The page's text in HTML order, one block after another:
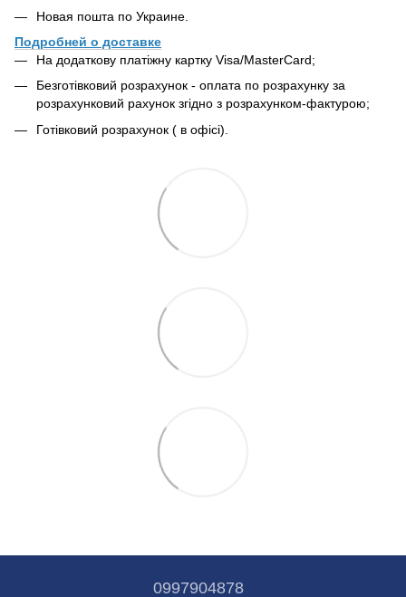
Новая пошта по Украине.
Подробней о доставке
На додаткову платіжну картку Visa/MasterCard;
Безготівковий розрахунок - оплата по розрахунку за
розрахунковий рахунок згідно з розрахунком-фактурою;
Готівковий розрахунок ( в офісі).
0997904878